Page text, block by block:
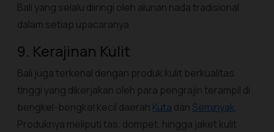
Bali yang selalu diiringi oleh alunan nada tradisional
dalam setiap upacaranya.
9. Kerajinan Kulit
Bali juga terkenal dengan produk kulit berkualitas
tinggi yang dikerjakan oleh para pengrajin terampil di
bengkel-bengkel kecil daerah Kuta dan Seminyak.
Produknya meliputi tas, dompet, hingga jaket kulit